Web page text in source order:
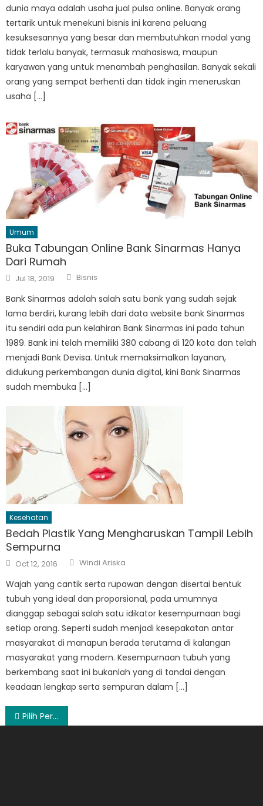
dunia maya adalah usaha jual pulsa online. Banyak orang
tertarik untuk menekuni bisnis ini karena peluang
kesuksesannya yang besar dan membutuhkan modal yang
tidak terlalu banyak, termasuk mahasiswa, maupun
karyawan yang untuk menambah penghasilan. Banyak sekali
orang yang sempat berhenti dan tidak ingin meneruskan
usaha […]
Umum
Buka Tabungan Online Bank Sinarmas Hanya
Dari Rumah
Posted
on
Jul 18, 2019 Author
Bisnis
Bank Sinarmas adalah salah satu bank yang sudah sejak
lama berdiri, kurang lebih dari data website bank Sinarmas
itu sendiri ada pun kelahiran Bank Sinarmas ini pada tahun
1989. Bank ini telah memiliki 380 cabang di 120 kota dan telah
menjadi Bank Devisa. Untuk memaksimalkan layanan,
didukung perkembangan dunia digital, kini Bank Sinarmas
sudah membuka […]
Kesehatan
Bedah Plastik Yang Mengharuskan Tampil Lebih
Sempurna
Posted
on
Oct 12, 2016 Author
Windi Ariska
Wajah yang cantik serta rupawan dengan disertai bentuk
tubuh yang ideal dan proporsional, pada umumnya
dianggap sebagai salah satu idikator kesempurnaan bagi
setiap orang. Seperti sudah menjadi kesepakatan antar
masyarakat di manapun berada terutama di kalangan
masyarakat yang modern. Kesempurnaan tubuh yang
berkembang saat ini bukanlah yang di tandai dengan
keadaan lengkap serta sempuran dalam […]
Post
Pilih Perusahaan Hosting Terbaik, Ini Caranya!